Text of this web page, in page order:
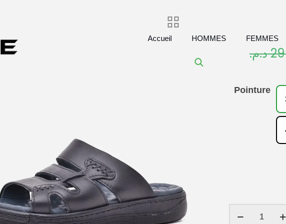
Accueil HOMMES FEMMES
د.م.
Pointure